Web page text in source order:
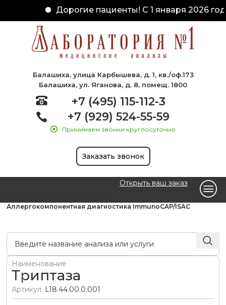
Дорогие пациенты! С 1 января 2026
Балашиха, улица Карбышева, д. 1, кв./оф.173
Балашиха, ул. Яганова, д. 8, помещ. 1800
+7 (495) 115-112-3
+7 (929) 524-55-59
Принимаем звонки круглосуточно
Заказать звонок
Открыть ваш заказ
Аллергокомпонентная диагностика ImmunoCAP/ISAC
Наименование
Триптаза
Артикул: L18.44.00.0.001